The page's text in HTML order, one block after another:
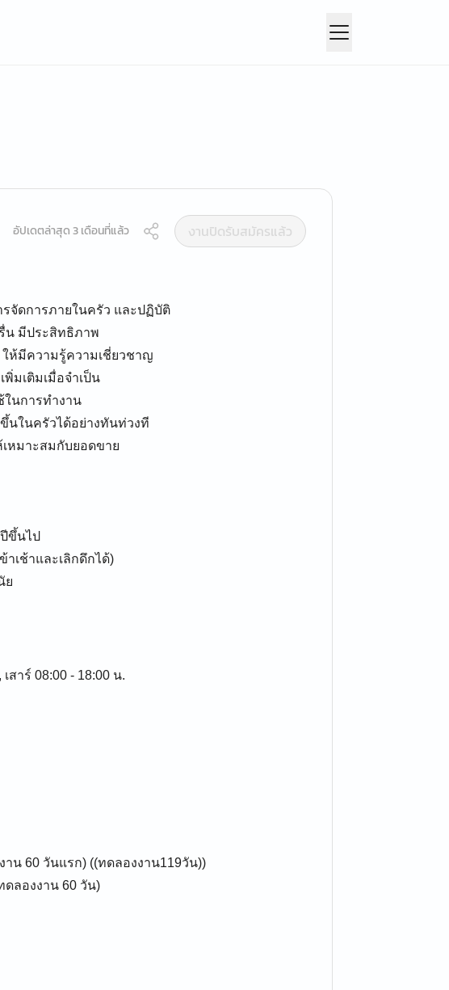
อัปเดตล่าสุด 3 เดือนที่แล้ว
งานปิดรับสมัครแล้ว
จัดการภายในครัว และปฏิบัติ
น มีประสิทธิภาพ
ห้มีความรู้ความเชี่ยวชาญ
มเติมเมื่อจำเป็น
นการทำงาน
นในครัวได้อย่างทันท่วงที
หมาะสมกับยอดขาย
ขึ้นไป
าเช้าและเลิกดึกได้)
ย
สาร์ 08:00 - 18:00 น.
าน 60 วันแรก) ((ทดลองงาน119วัน))
ดลองงาน 60 วัน)